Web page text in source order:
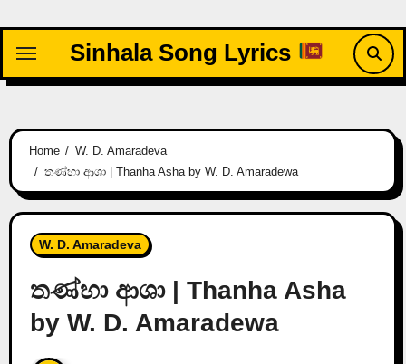
content
Sinhala Song Lyrics
Home
W. D. Amaradeva
තණ්හා ආශා | Thanha Asha by W. D. Amaradewa
W. D. Amaradeva
තණ්හා ආශා | Thanha Asha
by W. D. Amaradewa